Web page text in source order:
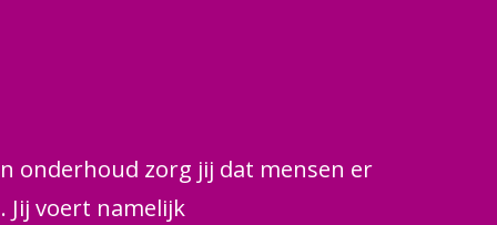
onderhoud zorg jij dat mensen er
voert namelijk